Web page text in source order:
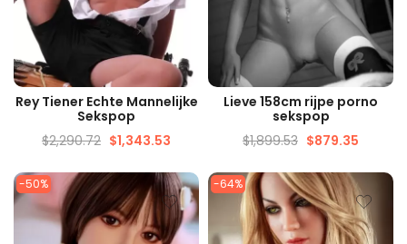
SNELLE WEERGAVE
Rey Tiener Echte Mannelijke
Sekspop
$2,290.72 $1,343.53
SNELLE WEERGAVE
Lieve 158cm rijpe porno
sekspop
$1,899.53 $879.35
-50% -64%